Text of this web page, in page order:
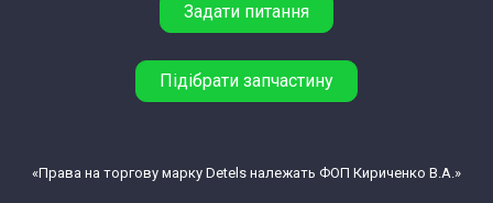
Miele G 1041 G1040
Miele G 1042 G1042
Задати питання
Підібрати запчастину
«Права на торгову марку Detels належать ФОП Кириченко В.А.»